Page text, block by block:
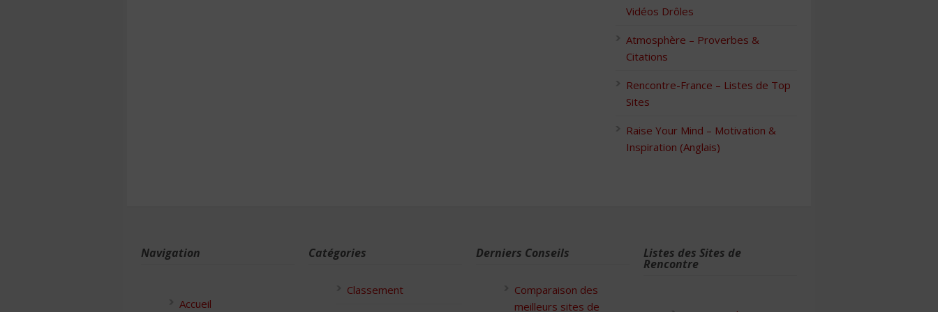
Vidéos Drôles
Atmosphère – Proverbes &
Citations
Rencontre-France – Listes de Top
Sites
Raise Your Mind – Motivation &
Inspiration (Anglais)
Navigation
Accueil
Catégories
Classement
Derniers Conseils
Comparaison des
meilleurs sites de
Listes des Sites de
Rencontre